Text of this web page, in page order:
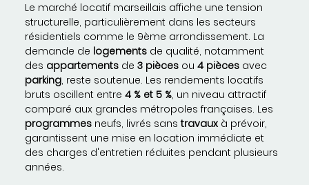
Le marché locatif marseillais affiche une tension
structurelle, particulièrement dans les secteurs
résidentiels comme le 9ème arrondissement. La
demande de logements de qualité, notamment
des appartements de 3 pièces ou 4 pièces avec
parking, reste soutenue. Les rendements locatifs
bruts oscillent entre 4 % et 5 %, un niveau attractif
comparé aux grandes métropoles françaises. Les
programmes neufs, livrés sanstravaux à prévoir,
garantissent une mise en location immédiate et
des charges d'entretien réduites pendant plusieurs
années.